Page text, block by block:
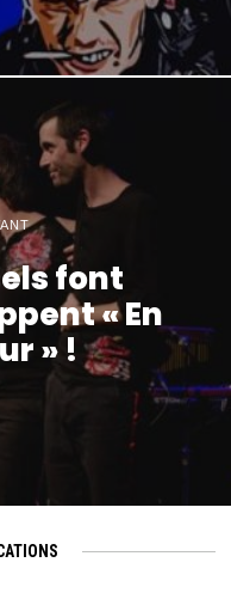
font
« En
» !